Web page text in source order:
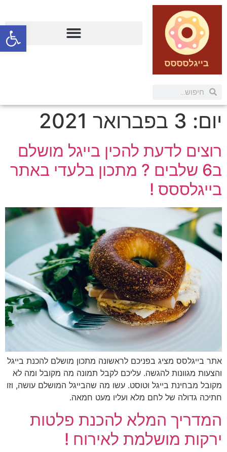
יום: 3 בפברואר 2021
רוצים לדעת להכין בייגל מושלם
ב6 שלבים ? מתכון בלעדי באתר
בייגלססס !
אתר בייגלסס מציג בפניכם לראשונה מתכון מושלם להכנת בייגל
והצעות מגוונות להגשה. עליכם לקבל תמונה מה מקובל ומה לא
מקובל מבחינת בייגל וטוסט. עשו מה שהבייגל המושלם עושה, וזו
חתיכה גדולה של לחם מלא ועליו מעט חמאה.
המדריך המלא להכנת פלטות
ירקות מושלמת לאירוח !